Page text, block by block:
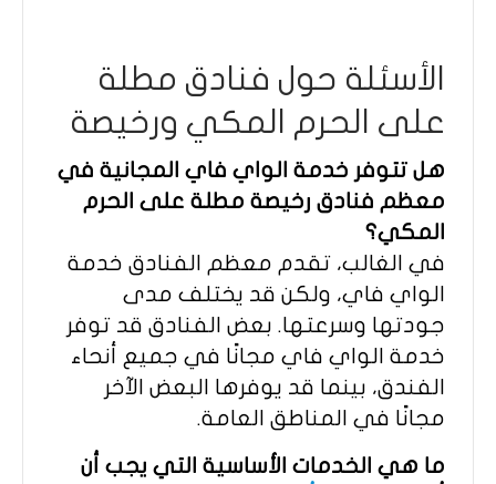
الأسئلة حول فنادق مطلة
على الحرم المكي ورخيصة
هل تتوفر خدمة الواي فاي المجانية في
معظم فنادق رخيصة مطلة على الحرم
المكي؟
في الغالب، تقدم معظم الفنادق خدمة
الواي فاي، ولكن قد يختلف مدى
جودتها وسرعتها. بعض الفنادق قد توفر
خدمة الواي فاي مجانًا في جميع أنحاء
الفندق، بينما قد يوفرها البعض الآخر
مجانًا في المناطق العامة.
ما هي الخدمات الأساسية التي يجب أن